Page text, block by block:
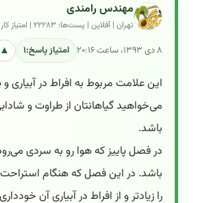
مهندس رامندی
تهران | آفلاین | پست‌ها: ۲۲۲۸۳ | امتیاز کاربر: ۹۴۸۵
۸ دی ۱۳۹۳، ساعت ۲۰:۱۶ امتیاز پاسخ:۱ ▲
این علامت مربوط به افراط در
باشد.
در فصل پاییز که هوا رو به سردی
باشد. در این فصل که هنگام استراحت
را زیادتر و از افراط در آبیاری آن